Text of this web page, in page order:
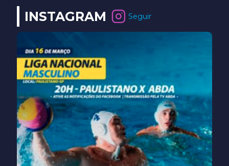
INSTAGRAM Seguir